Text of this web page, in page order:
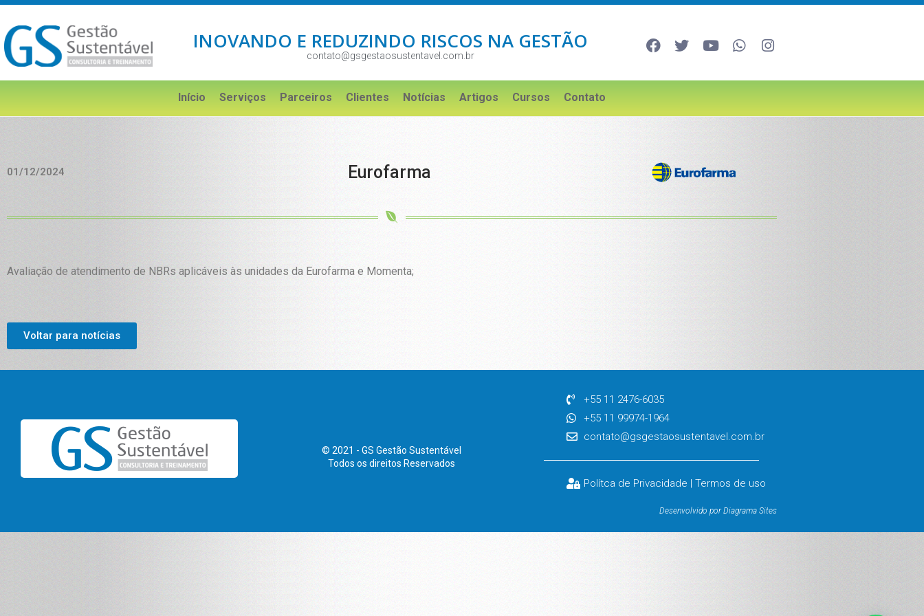
INOVANDO E REDUZINDO RISCOS NA GESTÃO
contato@gsgestaosustentavel.com.br
Início Serviços Parceiros Clientes Notícias Artigos Cursos Contato
01/12/2024 Eurofarma
Avaliação de atendimento de NBRs aplicáveis às unidades da Eurofarma e Momenta;
Voltar para notícias
© 2021 - GS Gestão Sustentável
Todos os direitos Reservados
+55 11 2476-6035
+55 11 99974-1964
contato@gsgestaosustentavel.com.br
Polítca de Privacidade | Termos de uso
Desenvolvido por Diagrama Sites